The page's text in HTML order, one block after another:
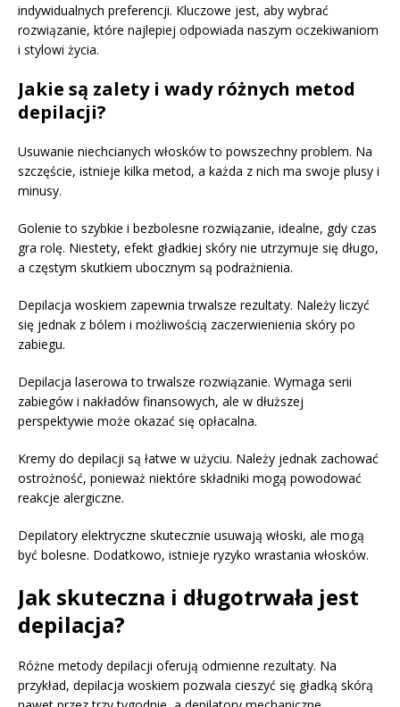
indywidualnych preferencji. Kluczowe jest, aby wybrać
rozwiązanie, które najlepiej odpowiada naszym oczekiwaniom
i stylowi życia.
Jakie są zalety i wady różnych metod
depilacji?
Usuwanie niechcianych włosków to powszechny problem. Na
szczęście, istnieje kilka metod, a każda z nich ma swoje plusy i
minusy.
Golenie to szybkie i bezbolesne rozwiązanie, idealne, gdy czas
gra rolę. Niestety, efekt gładkiej skóry nie utrzymuje się długo,
a częstym skutkiem ubocznym są podrażnienia.
Depilacja woskiem zapewnia trwalsze rezultaty. Należy liczyć
się jednak z bólem i możliwością zaczerwienienia skóry po
zabiegu.
Depilacja laserowa to trwalsze rozwiązanie. Wymaga serii
zabiegów i nakładów finansowych, ale w dłuższej
perspektywie może okazać się opłacalna.
Kremy do depilacji są łatwe w użyciu. Należy jednak zachować
ostrożność, ponieważ niektóre składniki mogą powodować
reakcje alergiczne.
Depilatory elektryczne skutecznie usuwają włoski, ale mogą
być bolesne. Dodatkowo, istnieje ryzyko wrastania włosków.
Jak skuteczna i długotrwała jest
depilacja?
Różne metody depilacji oferują odmienne rezultaty. Na
przykład, depilacja woskiem pozwala cieszyć się gładką skórą